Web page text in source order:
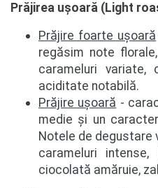
Prăjirea ușoară (Light
Prăjire foarte ușoară
regăsim note
carameluri
aciditate notabilă.
Prăjire ușoară -
medie și un
Notele de degustare
carameluri
ciocolată amăruie,